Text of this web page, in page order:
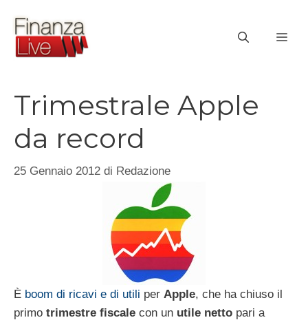
contenuto
Trimestrale Apple
da record
25 Gennaio 2012 di Redazione
È boom di ricavi e di utili per Apple, che ha chiuso il
primo trimestre fiscale con un utile netto pari a